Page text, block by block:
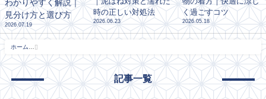
わかりやすく解説｜
見分け方と選び方
2026.07.19
時の正しい対処法
2026.06.23
く過ごすコツ
2026.05.18
ホーム 10月, 2025 - 北葛城郡・生駒郡の着物クリーニング・しみ抜きなら一守匠堂｜王寺
記事一覧